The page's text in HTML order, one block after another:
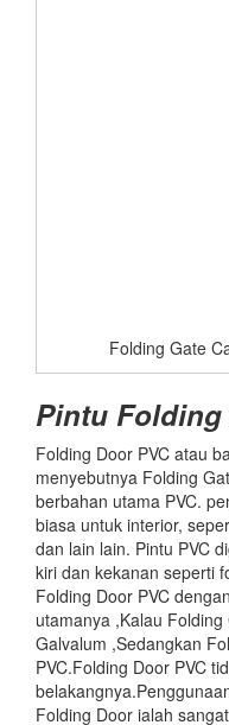
Folding Gate
Pintu Folding
Folding Door PVC atau
menyebutnya Folding
berbahan utama PVC.
biasa untuk interior,
dan lain lain. Pintu PVC
kiri dan kekanan seperti
Folding Door PVC
utamanya ,Kalau
Galvalum ,Sedangkan
PVC.Folding Door PVC
Folding Door ialah